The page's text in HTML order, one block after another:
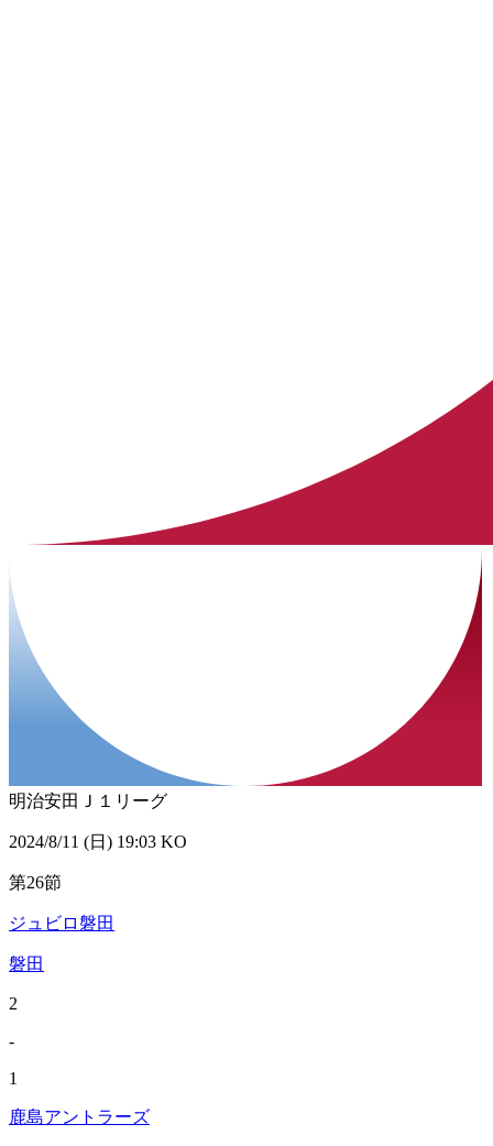
明治安田Ｊ１リーグ
2024/8/11 (日) 19:03 KO
第26節
ジュビロ磐田
磐田
2
-
1
鹿島アントラーズ